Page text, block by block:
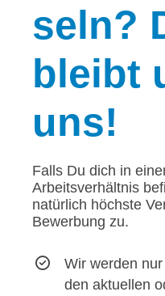
seln?
bleibt
uns!
Falls Du dich in
Arbeitsverhältnis
natürlich höchste
Bewerbung zu.
Wir werden
den aktuellen